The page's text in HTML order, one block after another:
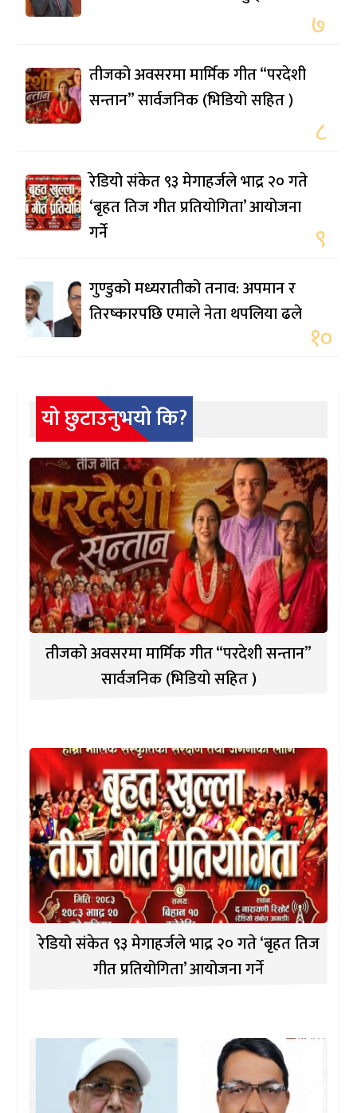
७
तीजको अवसरमा मार्मिक गीत “परदेशी
सन्तान” सार्वजनिक (भिडियो सहित )
८
रेडियो संकेत ९३ मेगाहर्जले भाद्र २० गते
‘बृहत तिज गीत प्रतियोगिता’ आयोजना
गर्ने
९
गुण्डुको मध्यरातीको तनाव: अपमान र
तिरष्कारपछि एमाले नेता थपलिया ढले
१०
यो छुटाउनुभयो कि?
तीजको अवसरमा मार्मिक गीत “परदेशी सन्तान”
सार्वजनिक (भिडियो सहित )
रेडियो संकेत ९३ मेगाहर्जले भाद्र २० गते ‘बृहत तिज
गीत प्रतियोगिता’ आयोजना गर्ने